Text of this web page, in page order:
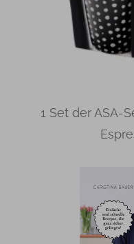
1 Set der ASA-